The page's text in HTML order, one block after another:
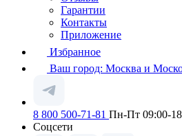
Гарантии
Контакты
Приложение
Избранное
Ваш город: Москва и
8 800 500-71-81 Пн-Пт 09:00-
Соцсети